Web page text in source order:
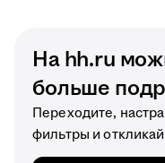
На hh.ru
больше
Переходите,
фильтры и